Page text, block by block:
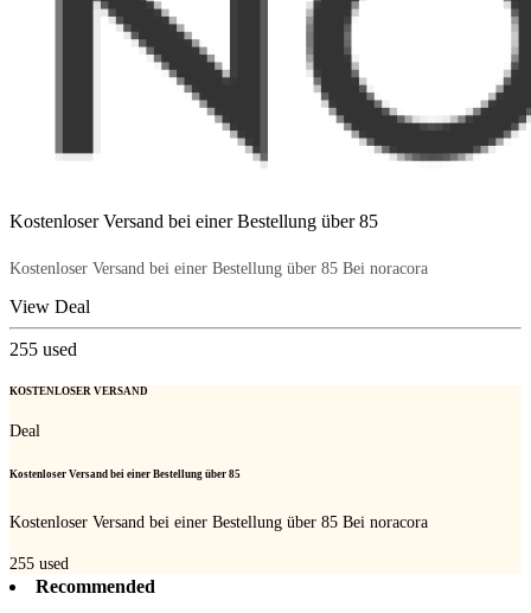
Kostenloser Versand bei einer Bestellung über 85
Kostenloser Versand bei einer Bestellung über 85 Bei noracora
View Deal
255 used
KOSTENLOSER VERSAND
Deal
Kostenloser Versand bei einer Bestellung über 85
Kostenloser Versand bei einer Bestellung über 85 Bei noracora
255 used
Recommended